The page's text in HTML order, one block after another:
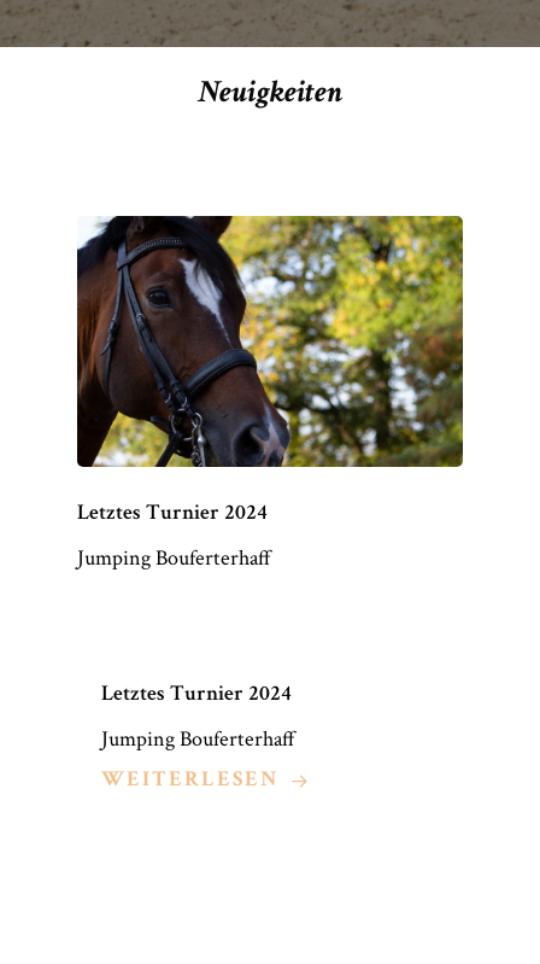
Neuigkeiten
Letztes Turnier 2024
Jumping Bouferterhaff
Letztes Turnier 2024
Jumping Bouferterhaff
WEITERLESEN